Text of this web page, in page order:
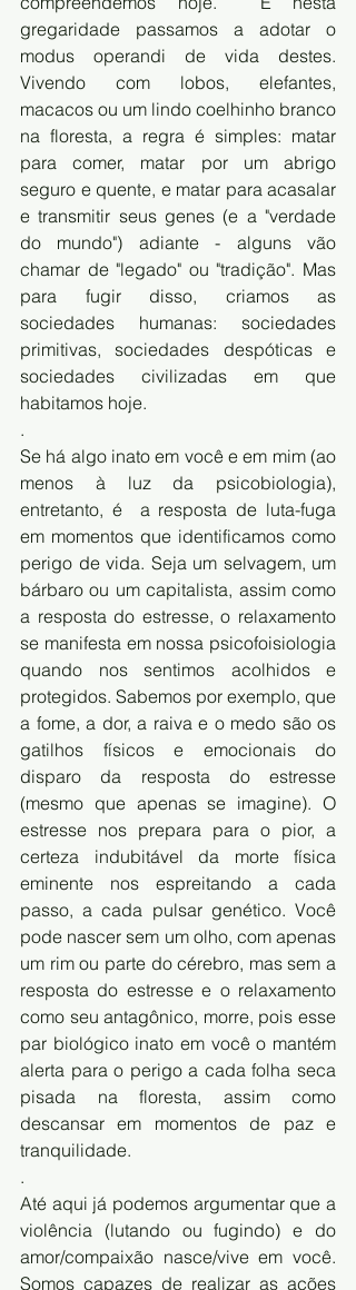
gregaridade passamos a adotar o
modus operandi de vida destes.
Vivendo com lobos, elefantes,
macacos ou um lindo coelhinho branco
na floresta, a regra é simples: matar
para comer, matar por um abrigo
seguro e quente, e matar para acasalar
e transmitir seus genes (e a "verdade
do mundo") adiante - alguns vão
chamar de "legado" ou "tradição". Mas
para fugir disso, criamos as
sociedades humanas: sociedades
primitivas, sociedades despóticas e
sociedades civilizadas em que
habitamos hoje.
.
Se há algo inato em você e em mim (ao
menos à luz da psicobiologia),
entretanto, é  a resposta de luta-fuga
em momentos que identificamos como
perigo de vida. Seja um selvagem, um
bárbaro ou um capitalista, assim como
a resposta do estresse, o relaxamento
se manifesta em nossa psicofoisiologia
quando nos sentimos acolhidos e
protegidos. Sabemos por exemplo, que
a fome, a dor, a raiva e o medo são os
gatilhos físicos e emocionais do
disparo da resposta do estresse
(mesmo que apenas se imagine). O
estresse nos prepara para o pior, a
certeza indubitável da morte física
eminente nos espreitando a cada
passo, a cada pulsar genético. Você
pode nascer sem um olho, com apenas
um rim ou parte do cérebro, mas sem a
resposta do estresse e o relaxamento
como seu antagônico, morre, pois esse
par biológico inato em você o mantém
alerta para o perigo a cada folha seca
pisada na floresta, assim como
descansar em momentos de paz e
tranquilidade.
.
Até aqui já podemos argumentar que a
violência (lutando ou fugindo) e do
amor/compaixão nasce/vive em você.
Somos capazes de realizar as ações